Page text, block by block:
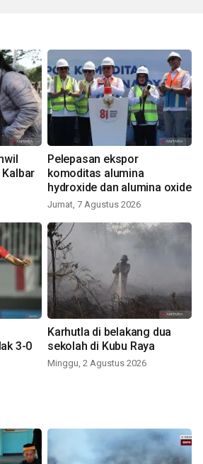
Pelepasan ekspor
komoditas alumina
hydroxide dan alumina oxide
Jumat, 7 Agustus 2026
3-0
Karhutla di belakang dua
sekolah di Kubu Raya
Minggu, 2 Agustus 2026